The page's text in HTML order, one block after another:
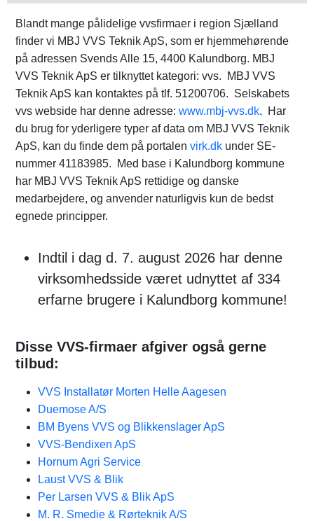
Blandt mange pålidelige vvsfirmaer i region Sjælland
finder vi MBJ VVS Teknik ApS, som er hjemmehørende
på adressen Svends Alle 15, 4400 Kalundborg. MBJ
VVS Teknik ApS er tilknyttet kategori: vvs. MBJ VVS
Teknik ApS kan kontaktes på tlf. 51200706. Selskabets
vvs webside har denne adresse: www.mbj-vvs.dk. Har
du brug for yderligere typer af data om MBJ VVS Teknik
ApS, kan du finde dem på portalen virk.dk under SE-
nummer 41183985. Med base i Kalundborg kommune
har MBJ VVS Teknik ApS rettidige og danske
medarbejdere, og anvender naturligvis kun de bedst
egnede principper.
Indtil i dag d. 7. august 2026 har denne
virksomhedsside været udnyttet af 334
erfarne brugere i Kalundborg kommune!
Disse VVS-firmaer afgiver også gerne
tilbud:
VVS Installatør Morten Helle Aagesen
Duemose A/S
BM Byens VVS og Blikkenslager ApS
VVS-Bendixen ApS
Hornum Agri Service
Laust VVS & Blik
Per Larsen VVS & Blik ApS
M. R. Smedie & Rørteknik A/S